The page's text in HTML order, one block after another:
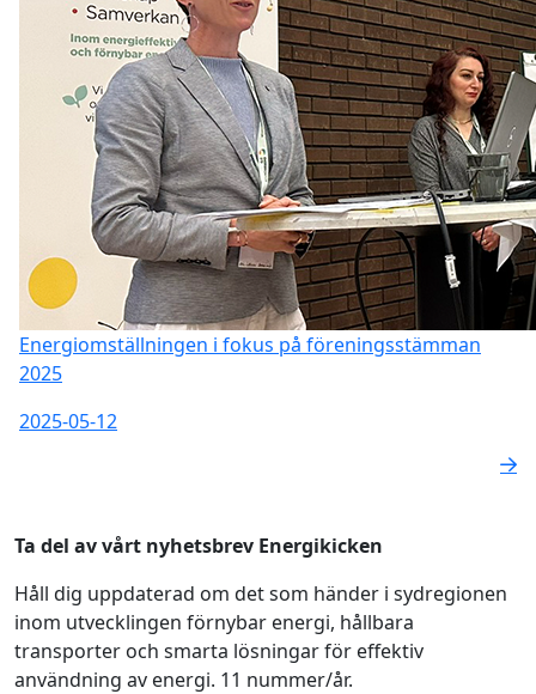
Energiomställningen i fokus på föreningsstämman
2025
2025-05-12
Ta del av vårt nyhetsbrev Energikicken
Håll dig uppdaterad om det som händer i sydregionen
inom utvecklingen förnybar energi, hållbara
transporter och smarta lösningar för effektiv
användning av energi. 11 nummer/år.